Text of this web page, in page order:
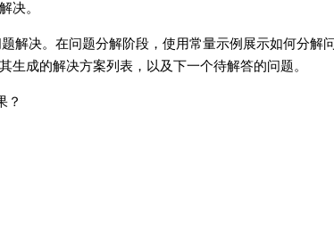
决。
解决。在问题分解阶段，使用常量示例展示如何分解
成的解决方案列表，以及下一个待解答的问题。
？